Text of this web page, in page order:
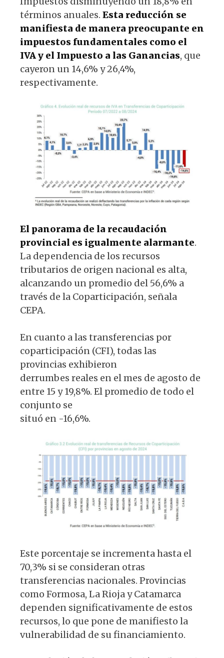
términos anuales. Esta reducción se
manifiesta de manera preocupante en
impuestos fundamentales como el
IVA y el Impuesto a las Ganancias, que
cayeron un 14,6% y 26,4%,
respectivamente.
El panorama de la recaudación
provincial es igualmente alarmante.
La dependencia de los recursos
tributarios de origen nacional es alta,
alcanzando un promedio del 56,6% a
través de la Coparticipación, señala
CEPA.
En cuanto a las transferencias por
coparticipación (CFI), todas las
provincias exhibieron
derrumbes reales en el mes de agosto de
entre 15 y 19,8%. El promedio de todo el
conjunto se
situó en -16,6%.
Este porcentaje se incrementa hasta el
70,3% si se consideran otras
transferencias nacionales. Provincias
como Formosa, La Rioja y Catamarca
dependen significativamente de estos
recursos, lo que pone de manifiesto la
vulnerabilidad de su financiamiento.